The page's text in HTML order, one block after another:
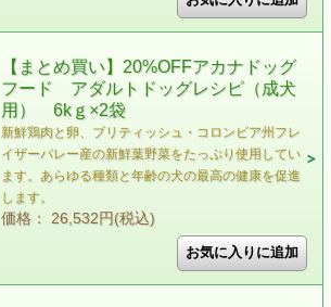
【まとめ買い】20%OFFアカナドッグ
フード アダルトドッグレシピ（成犬
用） 6kｇ×2袋
新鮮鶏肉と卵、ブリティッシュ・コロンビア州フレ
イザーバレー産の新鮮葉野菜をたっぷり使用してい
ます。あらゆる種類と年齢の犬の最高の健康を促進
します。
価格： 26,532円(税込)